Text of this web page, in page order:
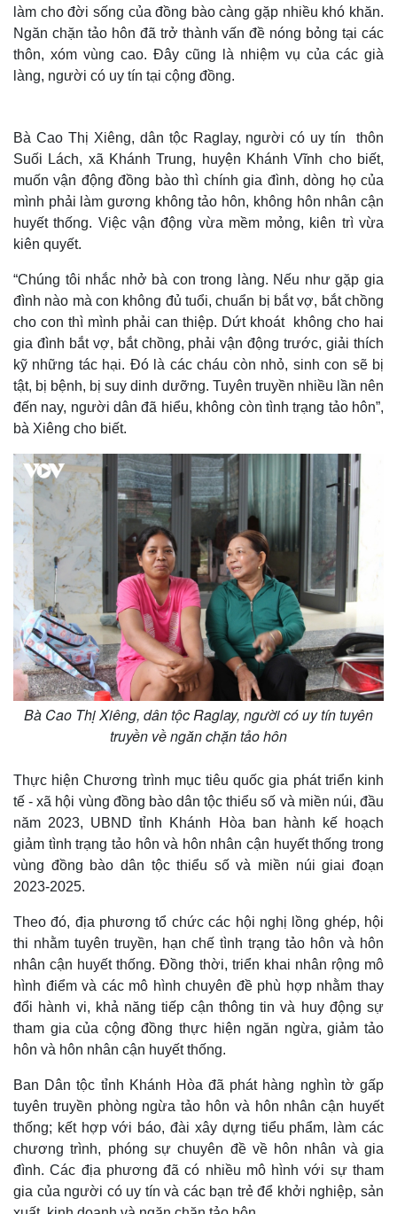
Thế giới
Quan sát
Cuộc sống đó đây
Hồ sơ
Multimedia
Video
Ảnh
E-Magazine
Infographic
làm cho đời sống của đồng bào càng gặp nhiều khó khăn.
Ngăn chặn tảo hôn đã trở thành vấn đề nóng bỏng tại các
thôn, xóm vùng cao. Đây cũng là nhiệm vụ của các già
làng, người có uy tín tại cộng đồng.
Bà Cao Thị Xiêng, dân tộc Raglay, người có uy tín thôn
Suối Lách, xã Khánh Trung, huyện Khánh Vĩnh cho biết,
muốn vận động đồng bào thì chính gia đình, dòng họ của
mình phải làm gương không tảo hôn, không hôn nhân cận
huyết thống. Việc vận động vừa mềm mỏng, kiên trì vừa
kiên quyết.
“Chúng tôi nhắc nhở bà con trong làng. Nếu như gặp gia
đình nào mà con không đủ tuổi, chuẩn bị bắt vợ, bắt chồng
cho con thì mình phải can thiệp. Dứt khoát không cho hai
gia đình bắt vợ, bắt chồng, phải vận động trước, giải thích
kỹ những tác hại. Đó là các cháu còn nhỏ, sinh con sẽ bị
tật, bị bệnh, bị suy dinh dưỡng. Tuyên truyền nhiều lần nên
đến nay, người dân đã hiểu, không còn tình trạng tảo hôn”,
bà Xiêng cho biết.
Bà Cao Thị Xiêng, dân tộc Raglay, người có uy tín tuyên
truyền về ngăn chặn tảo hôn
Thực hiện Chương trình mục tiêu quốc gia phát triển kinh
tế - xã hội vùng đồng bào dân tộc thiểu số và miền núi, đầu
năm 2023, UBND tỉnh Khánh Hòa ban hành kế hoạch
giảm tình trạng tảo hôn và hôn nhân cận huyết thống trong
vùng đồng bào dân tộc thiểu số và miền núi giai đoạn
2023-2025.
Theo đó, địa phương tổ chức các hội nghị lồng ghép, hội
thi nhằm tuyên truyền, hạn chế tình trạng tảo hôn và hôn
nhân cận huyết thống. Đồng thời, triển khai nhân rộng mô
hình điểm và các mô hình chuyên đề phù hợp nhằm thay
đổi hành vi, khả năng tiếp cận thông tin và huy động sự
tham gia của cộng đồng thực hiện ngăn ngừa, giảm tảo
hôn và hôn nhân cận huyết thống.
Ban Dân tộc tỉnh Khánh Hòa đã phát hàng nghìn tờ gấp
tuyên truyền phòng ngừa tảo hôn và hôn nhân cận huyết
thống; kết hợp với báo, đài xây dựng tiểu phẩm, làm các
chương trình, phóng sự chuyên đề về hôn nhân và gia
đình. Các địa phương đã có nhiều mô hình với sự tham
gia của người có uy tín và các bạn trẻ để khởi nghiệp, sản